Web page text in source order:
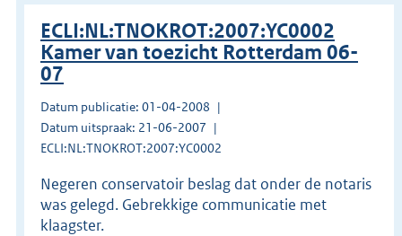
ECLI:NL:TNOKROT:2007:YC0002
Kamer van toezicht Rotterdam 06-
07
Datum publicatie: 01-04-2008
Datum uitspraak: 21-06-2007
ECLI:NL:TNOKROT:2007:YC0002
Negeren conservatoir beslag dat onder de notaris
was gelegd. Gebrekkige communicatie met
klaagster.